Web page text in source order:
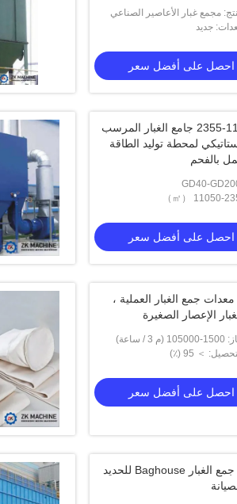
for
الانترنت">
Error. Page cannot be
displayed. Please
service provider for
details. (25)
مجمع غبار الأعاصير الصناعي
جديد
احصل على أفضل سعر
2355-11050㎡ جامع الغبار المرسب
لمحطة توليد الطاقة
بالفحم
احصل على أفضل سعر
جمع الغبار العملية ،
الإعصار الصغيرة
ساعة)
＞ 95 (٪)
احصل على أفضل سعر
معدات جمع الغبار Baghouse للحديد